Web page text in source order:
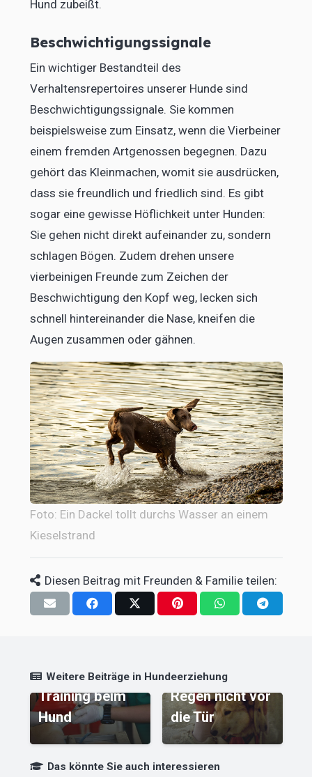
Hund zubeißt.
Beschwichtigungssignale
Ein wichtiger Bestandteil des
Verhaltensrepertoires unserer Hunde sind
Beschwichtigungssignale. Sie kommen
beispielsweise zum Einsatz, wenn die Vierbeiner
einem fremden Artgenossen begegnen. Dazu
gehört das Kleinmachen, womit sie ausdrücken,
dass sie freundlich und friedlich sind. Es gibt
sogar eine gewisse Höflichkeit unter Hunden:
Sie gehen nicht direkt aufeinander zu, sondern
schlagen Bögen. Zudem drehen unsere
vierbeinigen Freunde zum Zeichen der
Beschwichtigung den Kopf weg, lecken sich
schnell hintereinander die Nase, kneifen die
Augen zusammen oder gähnen.
Foto: Ein Dackel tollt durchs Wasser an einem
Kieselstrand
Diesen Beitrag mit Freunden & Familie teilen:
Weitere Beiträge in Hundeerziehung
Medical
Training beim
Hund
Hund will bei
Regen nicht vor
die Tür
Das könnte Sie auch interessieren